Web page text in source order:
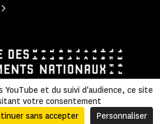
de confidentialité
|
| Plan du site
YouTube et du suivi d'audience, ce site
votre consentement
sans accepter Personnaliser